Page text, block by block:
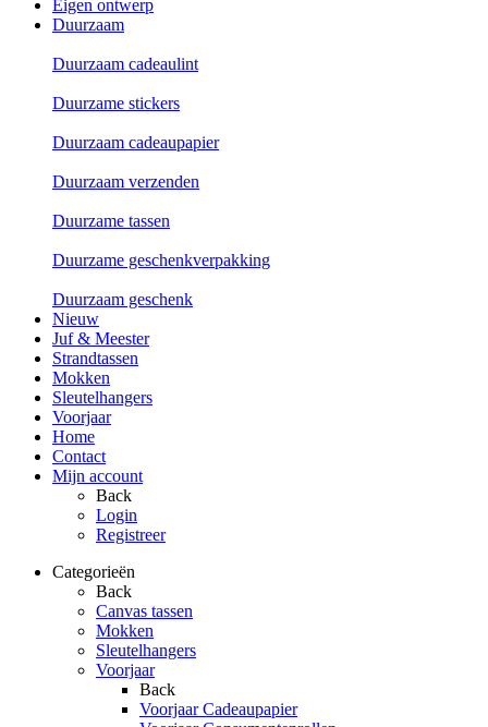
Eigen ontwerp
Duurzaam
Duurzaam cadeaulint
Duurzame stickers
Duurzaam cadeaupapier
Duurzaam verzenden
Duurzame tassen
Duurzame geschenkverpakking
Duurzaam geschenk
Nieuw
Juf & Meester
Strandtassen
Mokken
Sleutelhangers
Voorjaar
Home
Contact
Mijn account
Back
Login
Registreer
Categorieën
Back
Canvas tassen
Mokken
Sleutelhangers
Voorjaar
Back
Voorjaar Cadeaupapier